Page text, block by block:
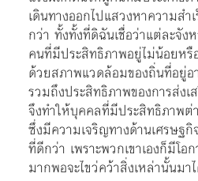
เดินทางออกไปแสวงหาความส
กว่า ทั้งทั้งที่ดิฉันเชื่อว่าแต่ละจั
คนที่มีประสิทธิภาพอยู่ไม่น้อยห
ด้วยสภาพแวดล้อมของถิ่นที่อยู่
รวมถึงประสิทธิภาพของการส่ง
จึงทำให้บุคคลที่มีประสิทธิภาพต่
ซึ่งมีความเจริญทางด้านเศรษฐ
ที่ดีกว่า เพราะพวกเขาเองก็มีโ
มากพอจะไขว่คว้าสิ่งเหล่านั้นมา